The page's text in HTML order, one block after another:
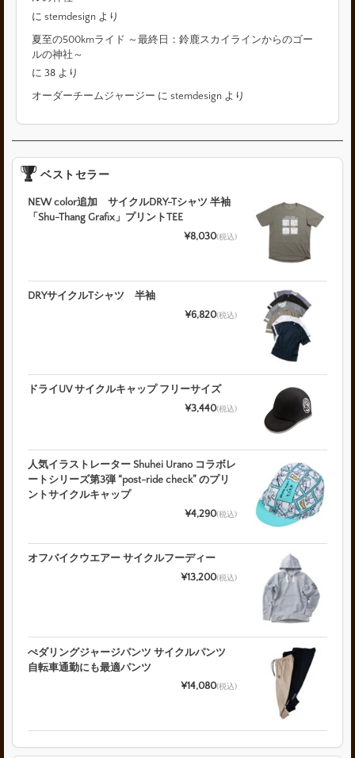
にstemdesign より
夏至の500kmライド ～最終日：鈴鹿スカイラインからのゴー
ルの神社～
に38 より
オーダーチームジャージー にstemdesign より
ベストセラー
NEW color追加 サイクルDRY-Tシャツ 半袖
「Shu-Thang Grafix」プリントTEE
¥8,030(税込)
DRYサイクルTシャツ 半袖
¥6,820(税込)
ドライUV サイクルキャップ フリーサイズ
¥3,440(税込)
人気イラストレーター Shuhei Urano コラボレ
ートシリーズ第3弾 “post-ride check” のプリ
ントサイクルキャップ
¥4,290(税込)
オフバイクウエアー サイクルフーディー
¥13,200(税込)
ぺダリングジャージパンツ サイクルパンツ
自転車通勤にも最適パンツ
¥14,080(税込)